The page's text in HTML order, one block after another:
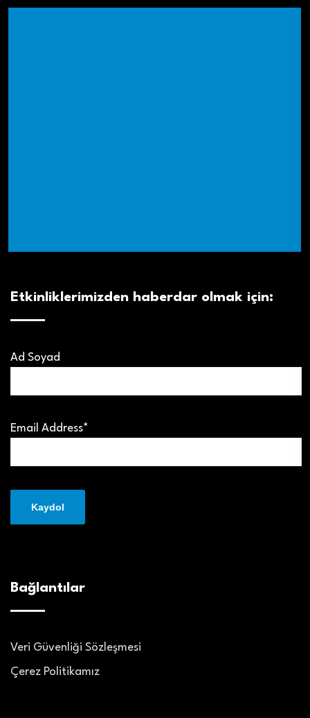
Etkinliklerimizden haberdar olmak için:
Ad Soyad
Email Address*
Bağlantılar
Veri Güvenliği Sözleşmesi
Çerez Politikamız